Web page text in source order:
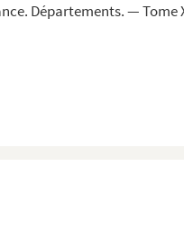
Départements. — Tome
1667)
...
1787...